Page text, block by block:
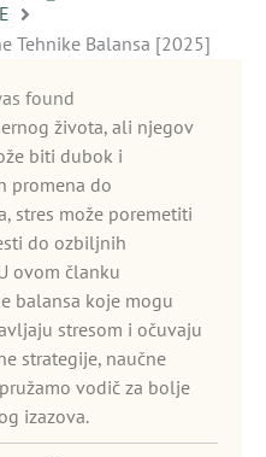
Tehnike Balansa [2025]
found
života, ali njegov
biti dubok i
promena do
stres može poremetiti
do ozbiljnih
ovom članku
balansa koje mogu
stresom i očuvaju
strategije, naučne
vodič za bolje
izazova.